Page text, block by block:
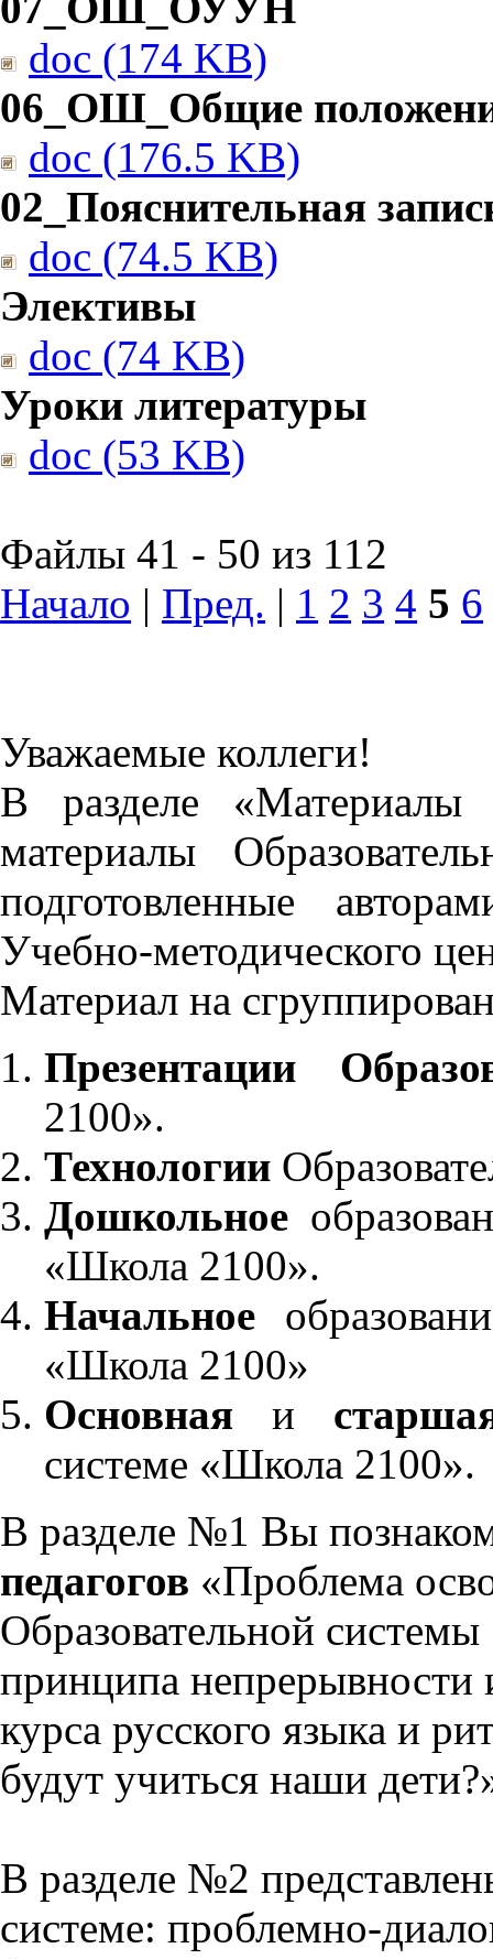
doc (174 KB)
06_ОШ_Общие
doc (176.5 KB)
02_Пояснительная
doc (74.5 KB)
Элективы
doc (74 KB)
Уроки литературы
doc (53 KB)
Файлы 41 - 50 из 112
Начало | Пред. | 1 2 3 4 5 6
Уважаемые коллеги!
В разделе «Материалы
материалы
подготовленные
Учебно-методического
Материал на
Презентации
2100».
Технологии
Дошкольное
«Школа 2100».
Начальное
«Школа 2100»
Основнаяи
системе «Школа 2100».
В разделе №1 Вы
педагогов «Проблема
Образовательной
принципа непрерывности
курса русского языка и
будут учиться наши
В разделе №2
системе: проблемно-